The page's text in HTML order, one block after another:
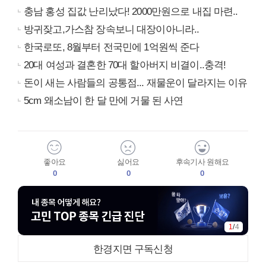
충남 홍성 집값 난리났다! 2000만원으로 내집 마련..
방귀잦고,가스참 장속보니 대장이아니라..
한국로또, 8월부터 전국민에 1억원씩 준다
20대 여성과 결혼한 70대 할아버지 비결이..충격!
돈이 새는 사람들의 공통점... 재물운이 달라지는 이유
5cm 왜소남이 한 달 만에 거물 된 사연
좋아요
0
싫어요
0
후속기사 원해요
0
2/4
한경지면 구독신청